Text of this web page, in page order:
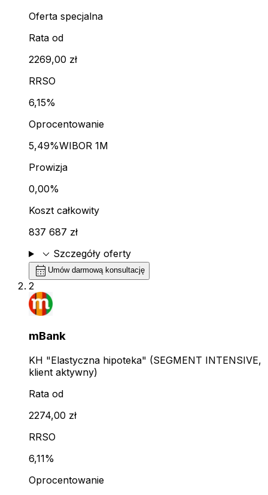
Oferta specjalna
Rata od
2269,00 zł
RRSO
6,15%
Oprocentowanie
5,49%WIBOR 1M
Prowizja
0,00%
Koszt całkowity
837 687 zł
expand_more Szczegóły oferty
calendar_month Umów darmową konsultację
2
mBank
KH "Elastyczna hipoteka" (SEGMENT INTENSIVE,
klient aktywny)
Rata od
2274,00 zł
RRSO
6,11%
Oprocentowanie